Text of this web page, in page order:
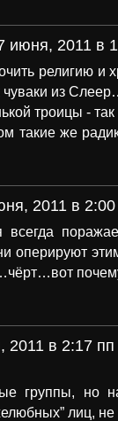
июня, 2011 в
религию и
чуваки из
троицы -
такие же
2011 в
оперируют
2011 в 2:17 пп
группы, но
лиц, не